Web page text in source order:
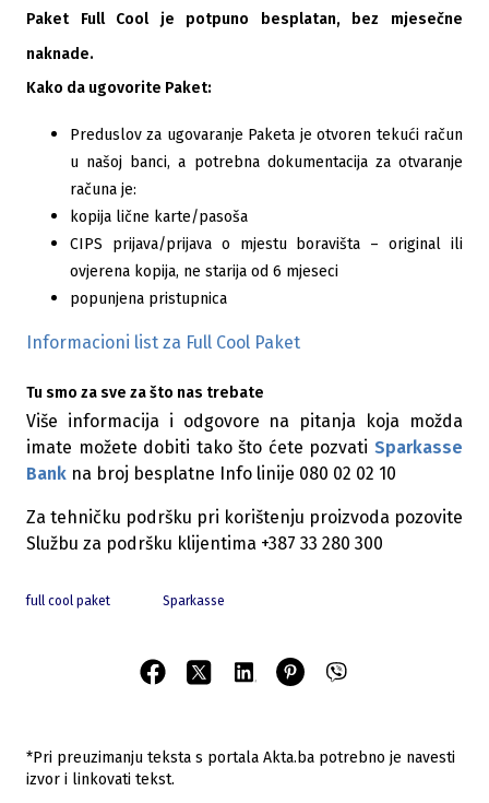
Paket Full Cool je potpuno besplatan, bez mjesečne
naknade.
Kako da ugovorite Paket:
Preduslov za ugovaranje Paketa je otvoren tekući račun
u našoj banci, a potrebna dokumentacija za otvaranje
računa je:
kopija lične karte/pasoša
CIPS prijava/prijava o mjestu boravišta – original ili
ovjerena kopija, ne starija od 6 mjeseci
popunjena pristupnica
Informacioni list za Full Cool Paket
Tu smo za sve za što nas trebate
Više informacija i odgovore na pitanja koja možda
imate možete dobiti tako što ćete pozvati Sparkasse
Bank na broj besplatne Info linije 080 02 02 10
Za tehničku podršku pri korištenju proizvoda pozovite
Službu za podršku klijentima +387 33 280 300
full cool paket Sparkasse
*Pri preuzimanju teksta s portala Akta.ba potrebno je navesti
izvor i linkovati tekst.